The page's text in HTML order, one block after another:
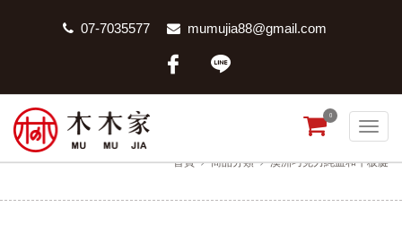
07-7035577 mumujia88@gmail.com
0
澳洲巧克力純血和牛板腱
首頁 商品分類 澳洲巧克力純血和牛板腱